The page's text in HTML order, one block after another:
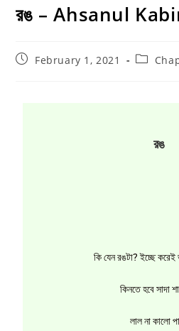
রঙ – Ahsanul
February 1, 2021
রঙ
কি যেন রঙটা? ইচ্ছে করেই
কিনতে হবে সাদা
লাল না কালো